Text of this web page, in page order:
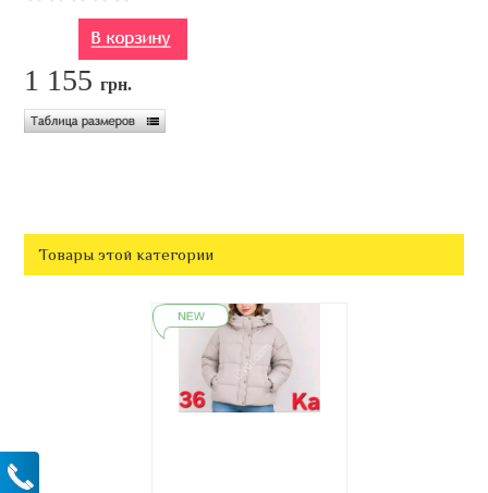
1 155грн.
Товары этой категории